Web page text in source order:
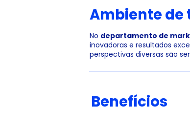
Ambiente
No departamento de
inovadoras e resultados
perspectivas diversas são
Benefícios